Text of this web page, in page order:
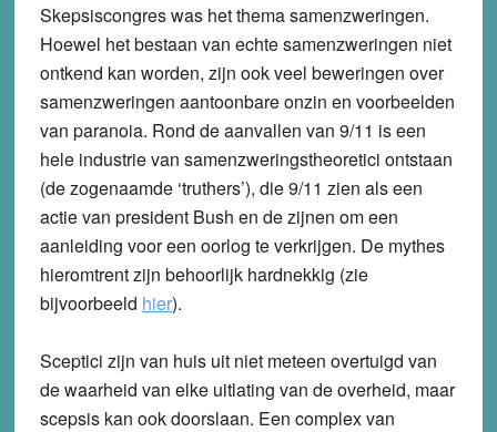
Skepsiscongres was het thema samenzweringen.
Hoewel het bestaan van echte samenzweringen niet
ontkend kan worden, zijn ook veel beweringen over
samenzweringen aantoonbare onzin en voorbeelden
van paranoia. Rond de aanvallen van 9/11 is een
hele industrie van samenzweringstheoretici ontstaan
(de zogenaamde ‘truthers’), die 9/11 zien als een
actie van president Bush en de zijnen om een
aanleiding voor een oorlog te verkrijgen. De mythes
hieromtrent zijn behoorlijk hardnekkig (zie
bijvoorbeeld hier).
Sceptici zijn van huis uit niet meteen overtuigd van
de waarheid van elke uitlating van de overheid, maar
scepsis kan ook doorslaan. Een complex van